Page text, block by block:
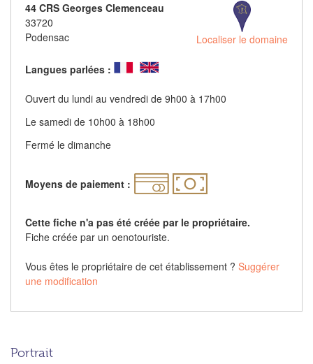
44 CRS Georges Clemenceau
33720
Podensac
Localiser le domaine
Langues parlées :
Ouvert du lundi au vendredi de 9h00 à 17h00
Le samedi de 10h00 à 18h00
Fermé le dimanche
Moyens de paiement :
Cette fiche n'a pas été créée par le propriétaire.
Fiche créée par un oenotouriste.
Vous êtes le propriétaire de cet établissement ? Suggérer
une modification
Portrait